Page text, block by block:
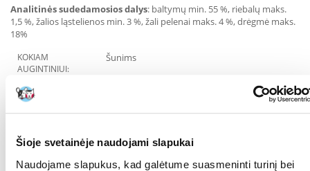
Šioje svetainėje naudojami slapukai
Naudojame slapukus, kad galėtume suasmeninti turinį bei
Analitinės sudedamosios dalys: baltymų min. 55 %, riebalų maks.
1,5 %, žalios ląstelienos min. 3 %, žali pelenai maks. 4 %, drėgmė maks.
18%
KOKIAM
AUGINTINIUI:
Šunims
RŪŠIS:
AUGINTINIO DYDIS: Vidutinio dydžio veislės